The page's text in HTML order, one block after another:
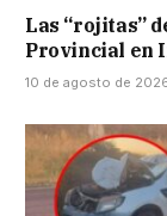
Las “rojitas”
Provincial en
10 de agosto de